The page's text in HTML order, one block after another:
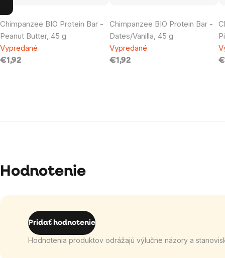
Chimpanzee BIO Protein Bar -
Peanut Butter, 45 g
Vypredané
€1,92
Chimpanzee BIO Protein Bar -
Dates/Vanilla, 45 g
Vypredané
€1,92
Hodnotenie
Pridať hodnotenie
Hodnotenia produktov odrážajú výlučne názory a